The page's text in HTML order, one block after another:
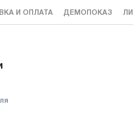
И ОПЛАТА ДЕМОПОКАЗ